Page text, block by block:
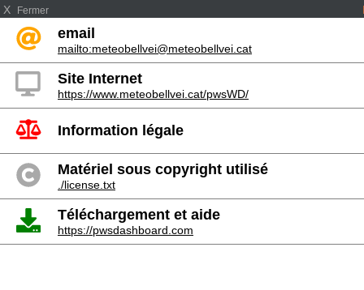
X Fermer
email
mailto:meteobellvei@meteobellvei.cat
Site Internet
https://www.meteobellvei.cat/pwsWD/
Information légale
Matériel sous copyright utilisé
./license.txt
Téléchargement et aide
https://pwsdashboard.com